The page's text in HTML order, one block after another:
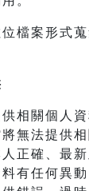
檔案形式蒐
相關個人
無法提供
正確、最新
有任何異